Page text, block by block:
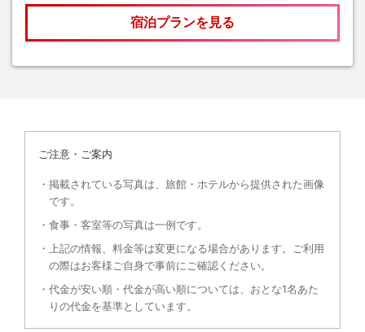
宿泊プランを見る
ご注意・ご案内
掲載されている写真は、旅館・ホテルから提供された画像
です。
食事・客室等の写真は一例です。
上記の情報、料金等は変更になる場合があります。ご利用
の際はお客様ご自身で事前にご確認ください。
代金が安い順・代金が高い順については、おとな1名あた
りの代金を基準としています。